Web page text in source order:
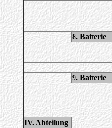
8. Batterie
9. Batterie
IV. Abteilung